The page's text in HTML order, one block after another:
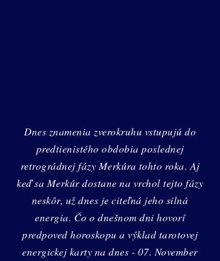
Dnes znamenia zverokruhu vstupujú do
predtienistého obdobia poslednej
retrográdnej fázy Merkúra tohto roka. Aj
keď sa Merkúr dostane na vrchol tejto fázy
neskôr, už dnes je citeľná jeho silná
energia. Čo o dnešnom dni hovorí
predpoved horoskopu a výklad tarotovej
energickej karty na dnes - 07. November